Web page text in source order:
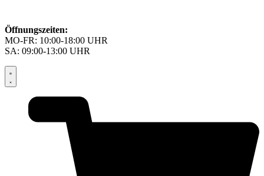
Öffnungszeiten:
MO-FR: 10:00-18:00 UHR
SA: 09:00-13:00 UHR